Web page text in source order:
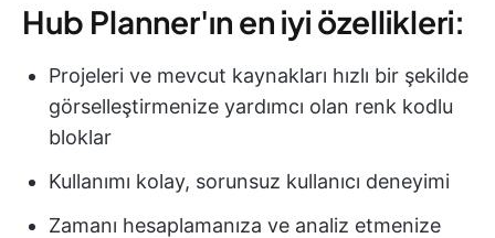
Hub Planner'ın en iyi özellikleri:
Projeleri ve mevcut kaynakları hızlı bir şekilde
görselleştirmenize yardımcı olan renk kodlu
bloklar
Kullanımı kolay, sorunsuz kullanıcı deneyimi
Zamanı hesaplamanıza ve analiz etmenize